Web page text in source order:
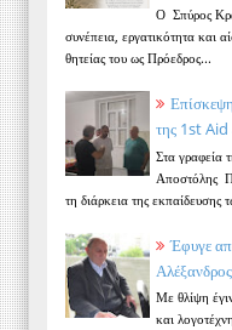
Ο Σπύρος
συνέπεια, εργατικότητα και
θητείας του ως Πρόεδρος...
της 1st
Στα
Αποστόλης
τη διάρκεια της εκπαίδευσης
Έφυγε
Με θλίψη
και